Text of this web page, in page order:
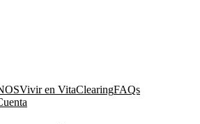
Vivir en VitaClearingFAQs